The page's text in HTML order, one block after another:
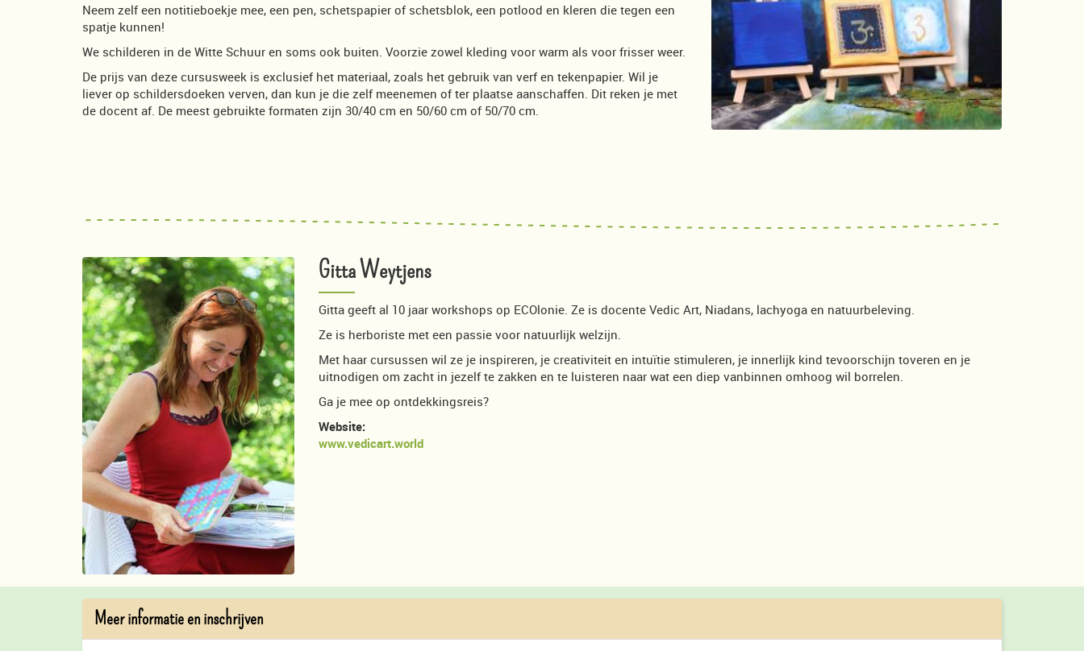
Neem zelf een notitieboekje mee, een pen, schetspapier of schetsblok, een potlood en kleren die tegen een
spatje kunnen!
We schilderen in de Witte Schuur en soms ook buiten. Voorzie zowel kleding voor warm als voor frisser weer.
De prijs van deze cursusweek is exclusief het materiaal, zoals het gebruik van verf en tekenpapier. Wil je
liever op schildersdoeken verven, dan kun je die zelf meenemen of ter plaatse aanschaffen. Dit reken je met
de docent af. De meest gebruikte formaten zijn 30/40 cm en 50/60 cm of 50/70 cm.
Gitta Weytjens
Gitta geeft al 10 jaar workshops op ECOlonie. Ze is docente Vedic Art, Niadans, lachyoga en natuurbeleving.
Ze is herboriste met een passie voor natuurlijk welzijn.
Met haar cursussen wil ze je inspireren, je creativiteit en intuïtie stimuleren, je innerlijk kind tevoorschijn toveren en je
uitnodigen om zacht in jezelf te zakken en te luisteren naar wat een diep vanbinnen omhoog wil borrelen.
Ga je mee op ontdekkingsreis?
Website:
www.vedicart.world
Meer informatie en inschrijven